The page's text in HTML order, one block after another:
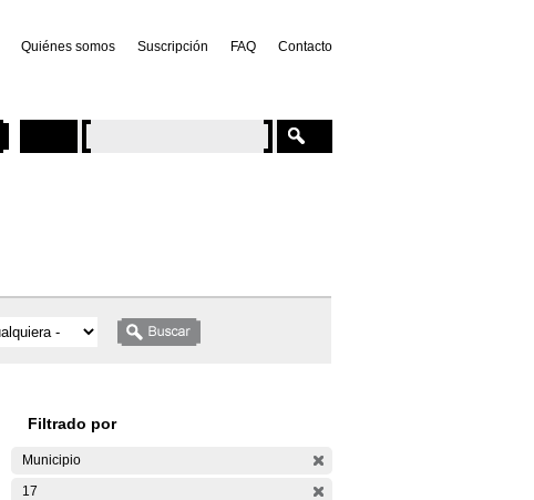
Quiénes somos Suscripción FAQ Contacto
Filtrado por
Municipio
17